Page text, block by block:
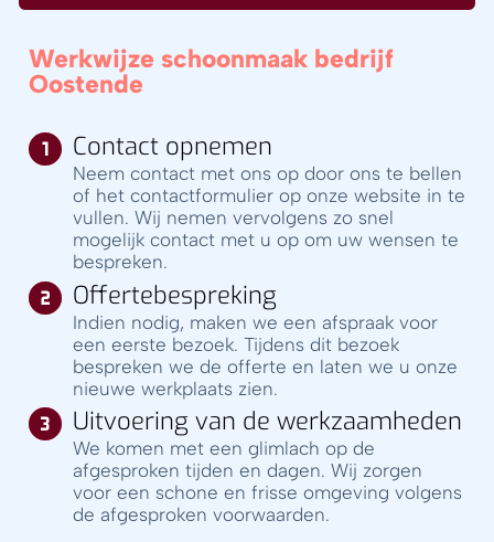
Werkwijze schoonmaak bedrijf
Oostende
Contact opnemen
Neem contact met ons op door ons te bellen
of het contactformulier op onze website in te
vullen. Wij nemen vervolgens zo snel
mogelijk contact met u op om uw wensen te
bespreken.
Offertebespreking
Indien nodig, maken we een afspraak voor
een eerste bezoek. Tijdens dit bezoek
bespreken we de offerte en laten we u onze
nieuwe werkplaats zien.
Uitvoering van de werkzaamheden
We komen met een glimlach op de
afgesproken tijden en dagen. Wij zorgen
voor een schone en frisse omgeving volgens
de afgesproken voorwaarden.